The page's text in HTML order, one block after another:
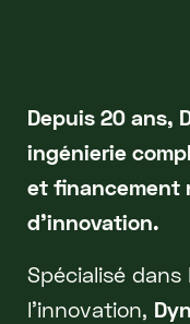
Depuis 20 ans,
ingénierie
et financement
d'innovation.
Spécialisé
l'innovation,